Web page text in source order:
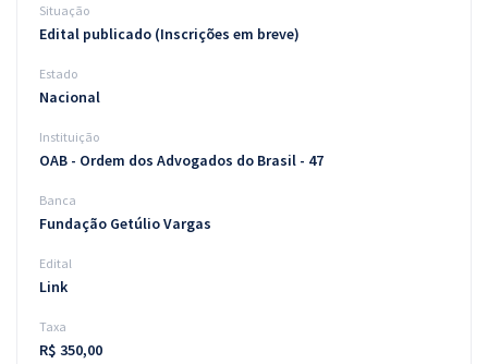
Aprovados
Atendimento
Situação
Edital publicado (Inscrições em breve)
Estado
Nacional
Instituição
OAB - Ordem dos Advogados do Brasil - 47
Banca
Fundação Getúlio Vargas
Edital
Link
Taxa
R$ 350,00